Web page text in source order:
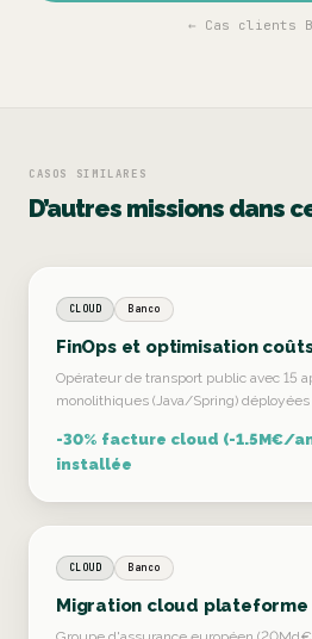
← Cas clients
CASOS SIMILARES
D’autres missions dans
CLOUD Banco
FinOps et optimisation
Opérateur de transport public avec 15
monolithiques (Java/Spring)
-30% facture cloud (-1.5M€/
installée
CLOUD Banco
Migration cloud plateforme